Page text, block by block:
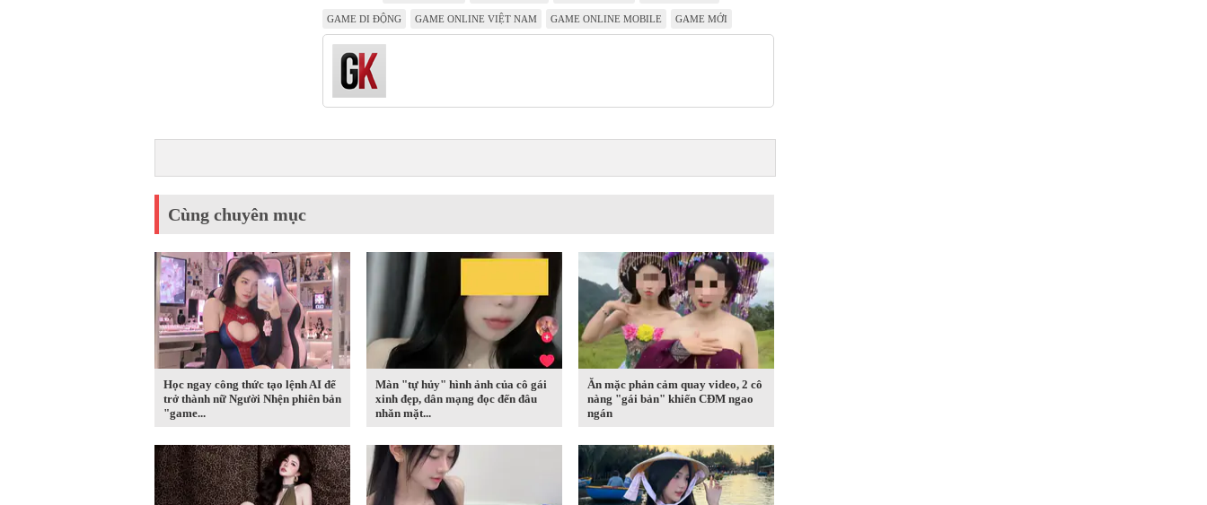
GAME DI ĐỘNG GAME ONLINE VIỆT NAM GAME ONLINE MOBILE GAME MỚI
Cùng chuyên mục
Học ngay công thức tạo lệnh AI để
trở thành nữ Người Nhện phiên bản
"game...
Màn "tự hủy" hình ảnh của cô gái
xinh đẹp, dân mạng đọc đến đâu
nhăn mặt...
Ăn mặc phản cảm quay video, 2 cô
nàng "gái bản" khiến CĐM ngao
ngán